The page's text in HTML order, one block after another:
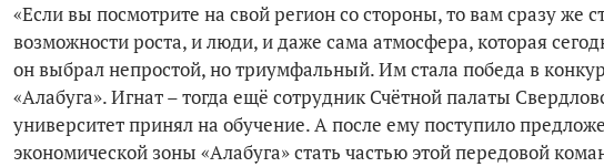
«Если вы посмотрите на свой регион со стороны, то вам сразу же
возможности роста, и люди, и даже сама атмосфера, которая
он выбрал непростой, но триумфальный. Им стала победа в
«Алабуга». Игнат – тогда ещё сотрудник Счётной палаты
университет принял на обучение. А после ему поступило
экономической зоны «Алабуга» стать частью этой передовой